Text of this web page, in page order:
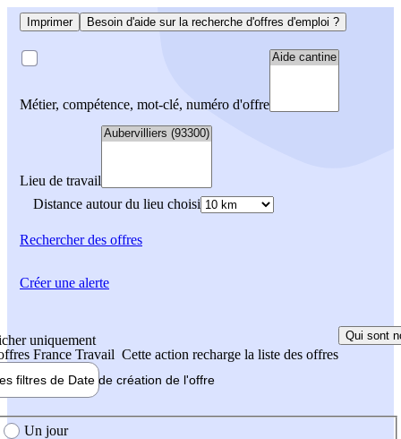
Imprimer Besoin d'aide sur la recherche d'offres d'emploi ?
Métier, compétence, mot-clé, numéro d'offre
Lieu de travail
Distance autour du lieu choisi
Rechercherdes offres
uniquement
France Travail Cette action recharge la liste des offres
Qui sont
filtres de Date de création de l'offre
création de l'offre
Un jour
Créer une alerte